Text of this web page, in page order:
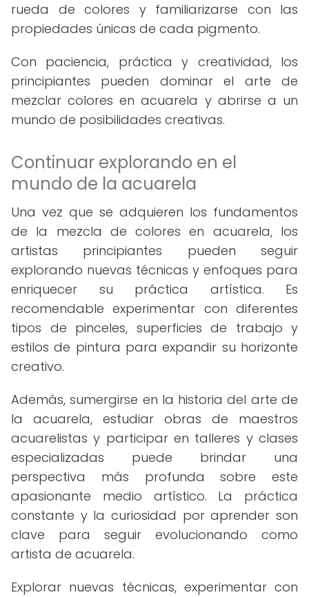
rueda de colores y familiarizarse con las
propiedades únicas de cada pigmento.
Con paciencia, práctica y creatividad, los
principiantes pueden dominar el arte de
mezclar colores en acuarela y abrirse a un
mundo de posibilidades creativas.
Continuar explorando en el
mundo de la acuarela
Una vez que se adquieren los fundamentos
de la mezcla de colores en acuarela, los
artistas principiantes pueden seguir
explorando nuevas técnicas y enfoques para
enriquecer su práctica artística. Es
recomendable experimentar con diferentes
tipos de pinceles, superficies de trabajo y
estilos de pintura para expandir su horizonte
creativo.
Además, sumergirse en la historia del arte de
la acuarela, estudiar obras de maestros
acuarelistas y participar en talleres y clases
especializadas puede brindar una
perspectiva más profunda sobre este
apasionante medio artístico. La práctica
constante y la curiosidad por aprender son
clave para seguir evolucionando como
artista de acuarela.
Explorar nuevas técnicas, experimentar con